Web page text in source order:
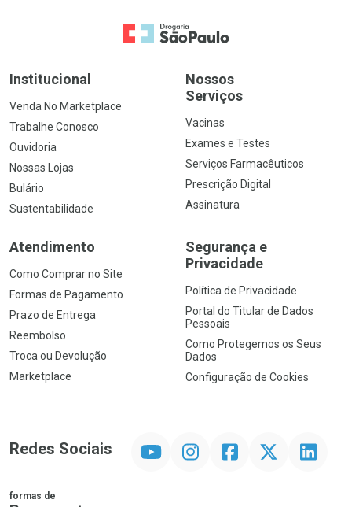
Ir para a Home
Institucional
Venda No Marketplace
Trabalhe Conosco
Ouvidoria
Nossas Lojas
Bulário
Sustentabilidade
Nossos
Serviços
Vacinas
Exames e Testes
Serviços Farmacêuticos
Prescrição Digital
Assinatura
Atendimento
Como Comprar no Site
Formas de Pagamento
Prazo de Entrega
Reembolso
Troca ou Devolução
Marketplace
Segurança e
Privacidade
Política de Privacidade
Portal do Titular de Dados
Pessoais
Como Protegemos os Seus
Dados
Configuração de Cookies
Redes Sociais InstagramFacebookTwitter Linkedin
formas de